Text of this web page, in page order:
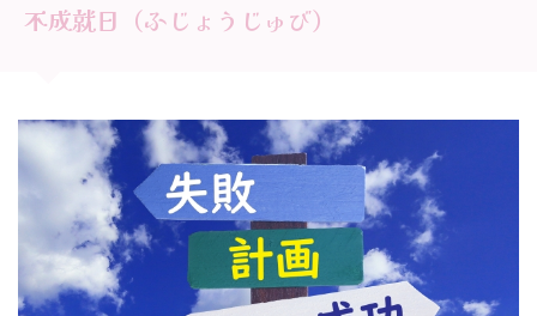
不成就日（ふじょうじゅび）